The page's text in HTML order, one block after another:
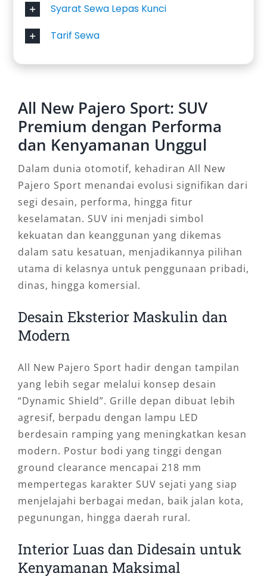
Syarat Sewa Lepas Kunci
Tarif Sewa
All New Pajero Sport: SUV
Premium dengan Performa
dan Kenyamanan Unggul
Dalam dunia otomotif, kehadiran All New
Pajero Sport menandai evolusi signifikan dari
segi desain, performa, hingga fitur
keselamatan. SUV ini menjadi simbol
kekuatan dan keanggunan yang dikemas
dalam satu kesatuan, menjadikannya pilihan
utama di kelasnya untuk penggunaan pribadi,
dinas, hingga komersial.
Desain Eksterior Maskulin dan
Modern
All New Pajero Sport hadir dengan tampilan
yang lebih segar melalui konsep desain
“Dynamic Shield”. Grille depan dibuat lebih
agresif, berpadu dengan lampu LED
berdesain ramping yang meningkatkan kesan
modern. Postur bodi yang tinggi dengan
ground clearance mencapai 218 mm
mempertegas karakter SUV sejati yang siap
menjelajahi berbagai medan, baik jalan kota,
pegunungan, hingga daerah rural.
Interior Luas dan Didesain untuk
Kenyamanan Maksimal